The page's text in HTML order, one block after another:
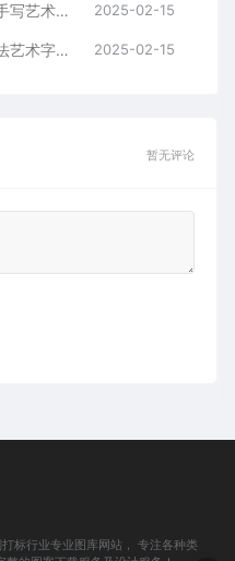
人间四季今日茶饭事现代文艺手写艺术字AI8.0格式激光打标文件通用矢量图 2025-02-15
海上生明月中秋节节日祝福书法艺术字AI8.0格式激光打标文件通用矢量图 2025-02-15
暂无评论
标行业专业图库网站， 专注各种类